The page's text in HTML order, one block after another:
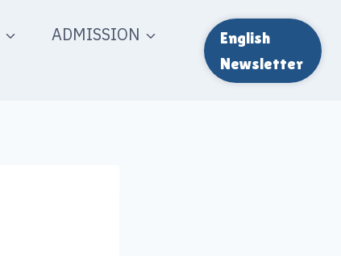
ADMISSION
English
Newsletter